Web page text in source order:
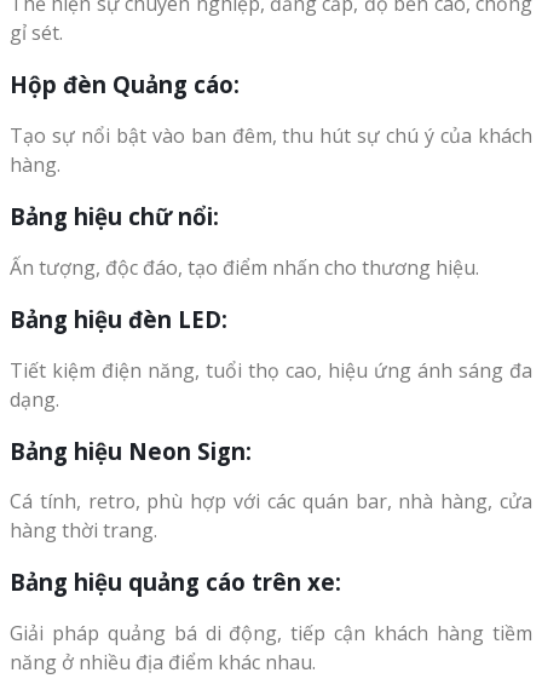
gỉ sét.
Hộp đèn Quảng cáo:
Tạo sự nổi bật vào ban đêm, thu hút sự chú ý của khách
hàng.
Bảng hiệu chữ nổi:
Ấn tượng, độc đáo, tạo điểm nhấn cho thương hiệu.
Bảng hiệu đèn LED:
Tiết kiệm điện năng, tuổi thọ cao, hiệu ứng ánh sáng đa
dạng.
Bảng hiệu Neon Sign:
Cá tính, retro, phù hợp với các quán bar, nhà hàng, cửa
hàng thời trang.
Bảng hiệu quảng cáo trên xe:
Giải pháp quảng bá di động, tiếp cận khách hàng tiềm
năng ở nhiều địa điểm khác nhau.